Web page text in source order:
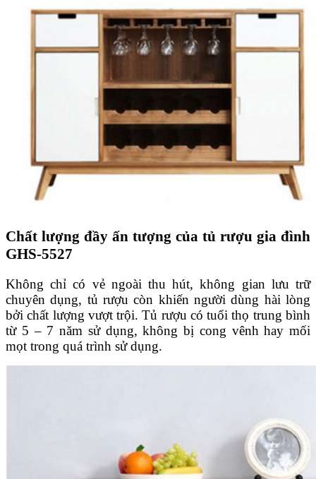
Chất lượng đầy ấn tượng của tủ rượu gia đình
GHS-5527
Không chỉ có vẻ ngoài thu hút, không gian lưu trữ
chuyên dụng, tủ rượu còn khiến người dùng hài lòng
bởi chất lượng vượt trội. Tủ rượu có tuổi thọ trung bình
từ 5 – 7 năm sử dụng, không bị cong vênh hay mối
mọt trong quá trình sử dụng.